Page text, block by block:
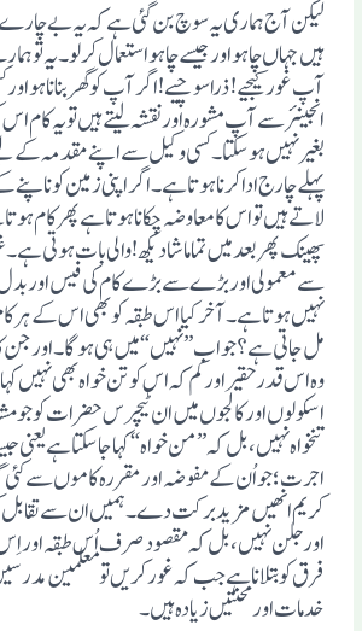
لیکن آج ہماری یہ سوچ بن گئی ہے کہ یہ بے
ہیں جہاں چاہو اور جیسے چاہو استعمال کرلو۔ یہ تو
آپ غور کیجیے! ذرا سوچیے!اگرآپ کوگھر بنانا ہو
انجینئر سے آپ مشورہ اورنقشہ لیتے ہیں تویہ کام
بغیر نہیں ہوسکتا۔ کسی وکیل سے اپنے مقدمہ کے
پہلے چارج ادا کرنا ہوتا ہے۔ اگر اپنی زمین کو ناپنے
لاتے ہیں تو اس کا معاوضہ چکانا ہوتا ہے پھر کام
پھینک پھربعد میں تماما شا دیکھ! والی بات ہوتی
سے معمولی اور بڑے سے بڑے کام کی فیس اور بدل
نہیں ہوتا ہے۔ آخر کیا اس طبقہ کو بھی اس کے ہر
مل جاتی ہے؟ جواب” نہیں“ میں ہی ہوگا۔ اور جن
وہ اس قدر حقیر اور کم کہ اس کو تن خواہ بھی نہیں
اسکولوں اورکالجوں میں ان ٹیچرس حضرات کو جو
تنخواہ نہیں،بل کہ ”من خواہ“ کہا جا سکتا ہے یعنی
اجرت ؛جو اُن کے مفوضہ اورمقررہ کاموں سے کئی
کریم انھیں مزید برکت دے۔ ہمیں ان سے
اور جلن نہیں، بل کہ مقصود صرف اُس طبقہ اور
فرق کو بتلانا ہے جب کہ غور کریں تو معلمین
خدمات اور محنتیں زیادہ ہیں۔